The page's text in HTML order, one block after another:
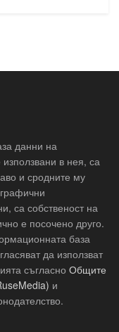
данни на
в нея, са
и сродните му
са собственост на
е посочено друго.
база
да използват
съгласно Общите
и